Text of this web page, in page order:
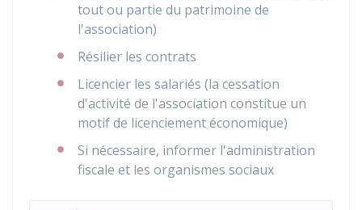
tout ou partie du patrimoine de
l'association)
Résilier les contrats
Licencier les salariés (la cessation
d'activité de l'association constitue un
motif de licenciement économique)
Si nécessaire, informer l'administration
fiscale et les organismes sociaux